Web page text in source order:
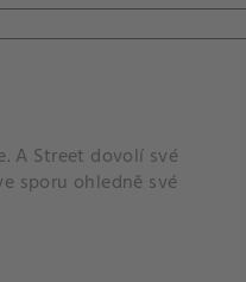
A Street dovolí své
sporu ohledně své